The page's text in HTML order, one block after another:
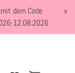
dem Code
12.08.2026
x